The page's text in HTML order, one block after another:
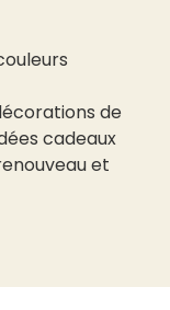
de
cadeaux
et